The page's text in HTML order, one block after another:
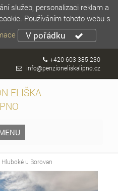
služeb, personalizaci reklam a
Používáním tohoto webu s
V pořádku
+420 603 385 230
info@penzioneliskalipno.cz
ELIŠKA
u Borovan